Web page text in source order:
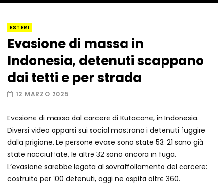
Amiocuggino fa saltare in aria il drone
Record di baci in 30 secondi
Due navi USA si scontrano in mare
ESTERI
Evasione di massa in
Indonesia, detenuti scappano
dai tetti e per strada
12 MARZO 2025
Evasione di massa dal carcere di Kutacane, in Indonesia.
Diversi video apparsi sui social mostrano i detenuti fuggire
dalla prigione. Le persone evase sono state 53: 21 sono già
state riacciuffate, le altre 32 sono ancora in fuga.
L’evasione sarebbe legata al sovraffollamento del carcere:
costruito per 100 detenuti, oggi ne ospita oltre 360.